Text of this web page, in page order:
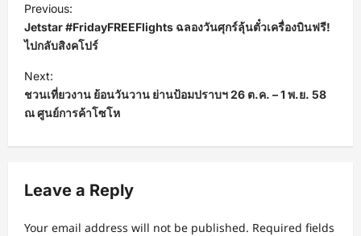
o
s
t
n
a
v
g
a
Previous:
Jetstar #FridayFREEFlights ฉลองวันศุกร์ลุ้นตั๋วเครื่องบินฟรี!
ไปกลับสิงคโปร์
Next:
ชวนเที่ยวงาน ย้อนวันวาน ย่านป้อมปราบฯ 26 ต.ค. – 1 พ.ย. 58
ณ ศูนย์การค้าโซโห
Leave a Reply
Your email address will not be published. Required fields